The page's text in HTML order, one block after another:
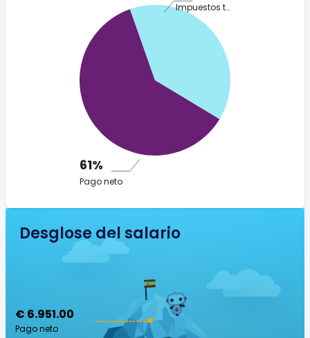
Impuestos totales
61%
Pago neto
Desglose del salario
€ 6.951.00
Pago neto